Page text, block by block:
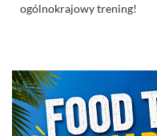
ogólnokrajowy trening!